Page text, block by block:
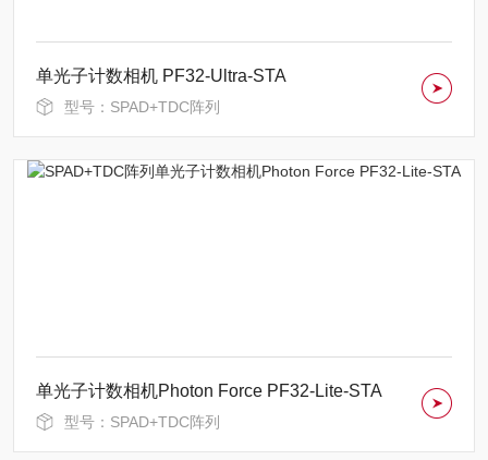
单光子计数相机 PF32-Ultra-STA
型号：SPAD+TDC阵列
单光子计数相机Photon Force PF32-Lite-STA
型号：SPAD+TDC阵列